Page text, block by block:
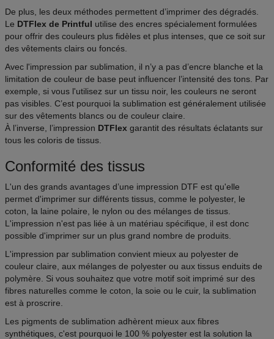
De plus, les deux méthodes permettent d’imprimer des dégradés.
Le DTFlex de Printful utilise des encres spécialement formulées
pour offrir des couleurs plus fidèles et plus intenses, que ce soit sur
des vêtements clairs ou foncés.
Avec l'impression par sublimation, il n’y a pas d’encre blanche et la
limitation de couleur de base peut influencer l’intensité des tons. Par
exemple, si vous l'utilisez sur un tissu noir, les couleurs ne seront
pas visibles. C’est pourquoi la sublimation est généralement utilisée
sur des vêtements blancs ou de couleur claire.
À l’inverse, l’impression DTFlex garantit des résultats éclatants sur
tous les coloris de tissus.
Conformité des tissus
L'un des grands avantages d’une impression DTF est qu'elle
permet d'imprimer sur différents tissus, comme le polyester, le
coton, la laine polaire, le nylon ou des mélanges de tissus.
L'impression n'est pas liée à un matériau spécifique, il est donc
possible d'imprimer sur un plus grand nombre de produits.
L'impression par sublimation convient mieux au polyester de
couleur claire, aux mélanges de polyester ou aux tissus enduits de
polymère. Si vous souhaitez que votre motif soit imprimé sur des
fibres naturelles comme le coton, la soie ou le cuir, la sublimation
est à proscrire.
Les pigments de sublimation adhèrent mieux aux fibres
synthétiques, c'est pourquoi le 100 % polyester est la solution la